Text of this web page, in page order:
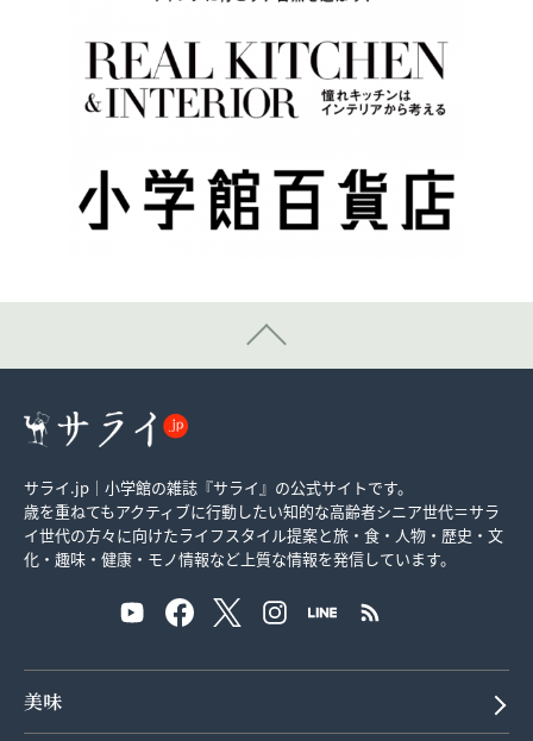
サライ.jp｜小学館の雑誌『サライ』の公式サイトです。
歳を重ねてもアクティブに行動したい知的な高齢者シニア世代＝サラ
イ世代の方々に向けたライフスタイル提案と旅・食・人物・歴史・文
化・趣味・健康・モノ情報など上質な情報を発信しています。
美味